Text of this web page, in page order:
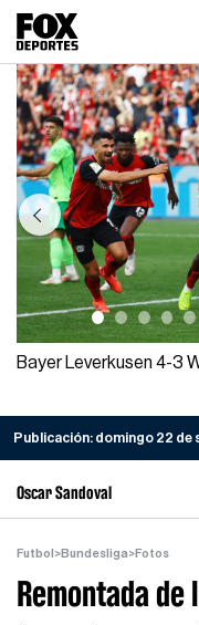
Previous
Bayer Leverkusen 4-3
Publicación: domingo 22 de
Oscar Sandoval
Futbol >Bundesliga>Fotos
Remontada